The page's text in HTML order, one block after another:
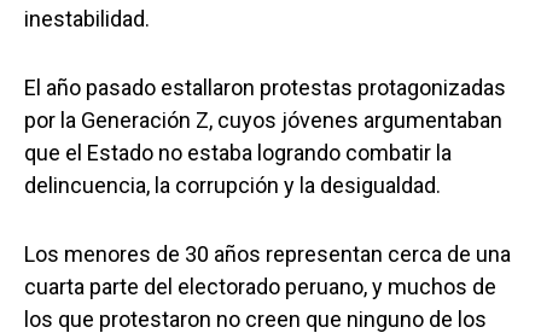
inestabilidad.
El año pasado estallaron protestas protagonizadas
por la Generación Z, cuyos jóvenes argumentaban
que el Estado no estaba logrando combatir la
delincuencia, la corrupción y la desigualdad.
Los menores de 30 años representan cerca de una
cuarta parte del electorado peruano, y muchos de
los que protestaron no creen que ninguno de los